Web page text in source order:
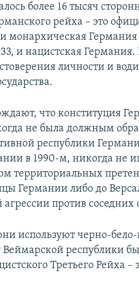
более 16 тысяч
рейха – это
монархическая Германия
и нацистская
личности и
что конституция
не была должным
республики
в 1990-м, никогда не
территориальных
Германии либо до
агрессии против соседних
используют черно-
Веймарской республики
Третьего Рейха –